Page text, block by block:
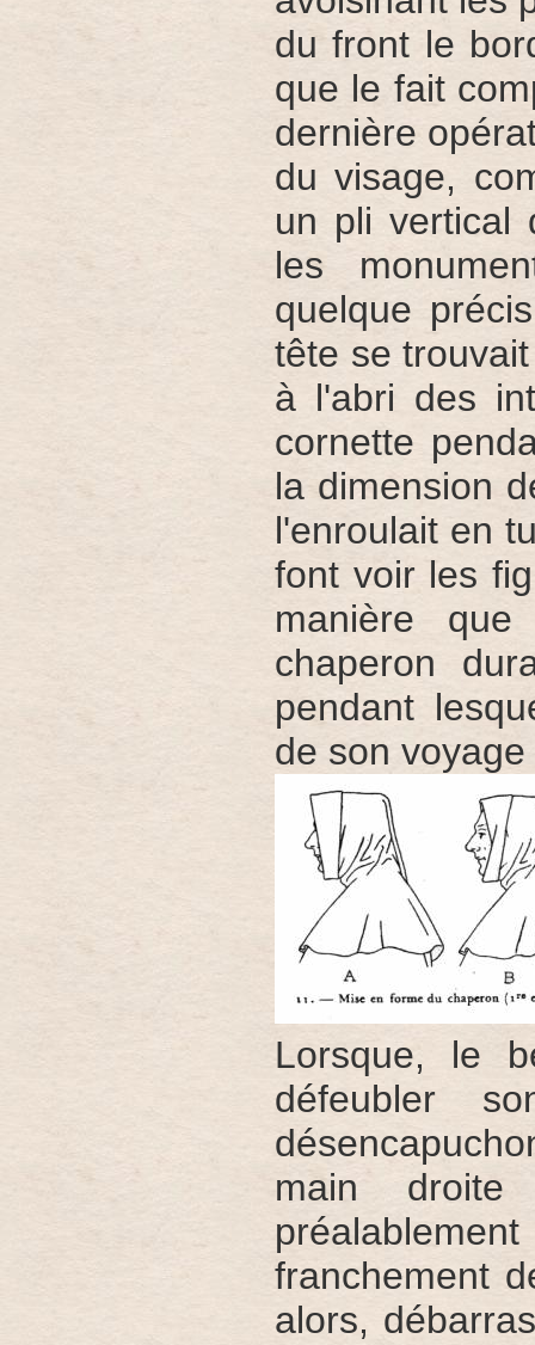
du front le
que le fait
dernière
du visage,
un pli vertical
les
quelque
tête se
à l'abri des
cornette
la dimension
l'enroulait en
font voir les
manière
chaperon
pendant
de son
Lorsque, le
défeubler
main
franchement
alors,